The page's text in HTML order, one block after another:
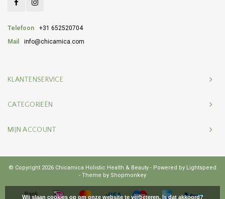
Telefoon
+31 652520704
Mail
info@chicamica.com
KLANTENSERVICE
CATEGORIEËN
MIJN ACCOUNT
© Copyright 2026 Chicamica Holistic Health & Beauty - Powered by Lightspeed
- Theme by Shopmonkey
Wij slaan cookies op om onze website te verbeteren. Is dat akkoord?